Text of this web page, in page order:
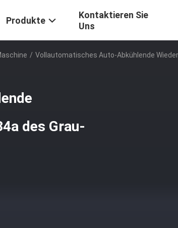
Produkte
Kontaktieren Sie
Uns
/ Vollautomatisches Auto-Abkühlende
des Grau-